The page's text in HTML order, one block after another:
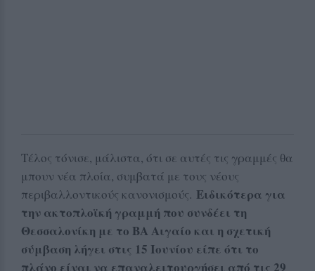
Τέλος τόνισε, μάλιστα, ότι σε αυτές τις γραμμές θα
μπουν νέα πλοία, συμβατά με τους νέους
περιβαλλοντικούς κανονισμούς. Ειδικότερα για
την ακτοπλοϊκή γραμμή που συνδέει τη
Θεσσαλονίκη με το ΒΑ Αιγαίο και η σχετική
σύμβαση λήγει στις 15 Ιουνίου είπε ότι το
πλάνο είναι να επαναλειτουργήσει από τις 29